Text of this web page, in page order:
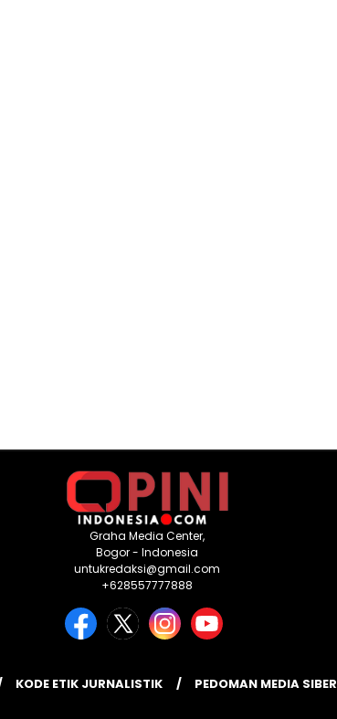
Graha Media Center,
Bogor - Indonesia
untukredaksi@gmail.com
+628557777888
KODE ETIK JURNALISTIK PEDOMAN MEDIA SIBER